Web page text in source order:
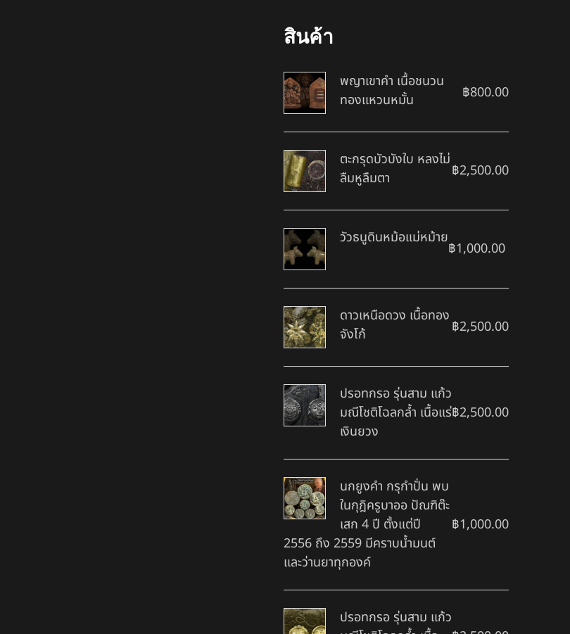
สินค้า
พญาเขาคำ เนื้อชนวน
ทองแหวนหมั้น
฿800.00
ตะกรุดบัวบังใบ หลงไม่
ลืมหูลืมตา
฿2,500.00
วัวธนูดินหม้อแม่หม้าย
฿1,000.00
ดาวเหนือดวง เนื้อทอง
จังโก้
฿2,500.00
ปรอทกรอ รุ่นสาม แก้ว
มณีโชติโฉลกล้ำ เนื้อแร่
เงินยวง
฿2,500.00
นกยูงคำ กรุกำปั่น พบ
ในกุฎิครูบาออ ปัณฑิต๊ะ
เสก 4 ปี ตั้งแต่ปี
2556 ถึง 2559 มีคราบน้ำมนต์
และว่านยาทุกองค์
฿1,000.00
ปรอทกรอ รุ่นสาม แก้ว